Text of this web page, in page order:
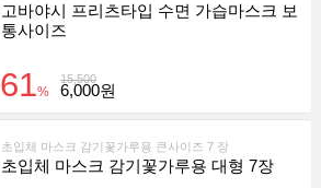
고바야시 프리츠타입 수면 가습마스크 보
통사이즈
15,500
61% 6,000원
초입체 마스크 감기꽃가루용 큰사이즈 7 장
초입체 마스크 감기꽃가루용 대형 7장